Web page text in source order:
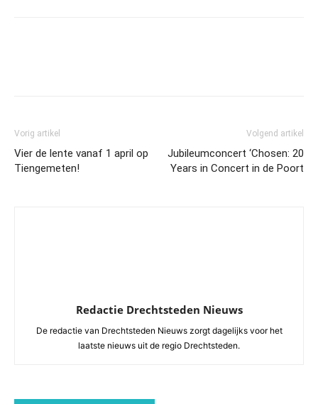
Vorig artikel
Vier de lente vanaf 1 april op
Tiengemeten!
Volgend artikel
Jubileumconcert ‘Chosen: 20
Years in Concert in de Poort
Redactie Drechtsteden Nieuws
De redactie van Drechtsteden Nieuws zorgt dagelijks voor het
laatste nieuws uit de regio Drechtsteden.